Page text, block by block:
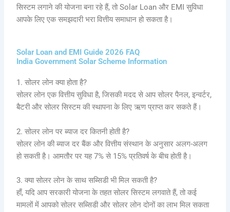
सिस्टम लगाने की योजना बना रहे हैं, तो Solar Loan और EMI सुविधा
आपके लिए एक समझदारी भरा वित्तीय समाधान हो सकता है।
Solar Loan and EMI Guide 2026 FAQ
India Government Solar Scheme Information
1. सोलर लोन क्या होता है?
सोलर लोन एक वित्तीय सुविधा है, जिसकी मदद से आप सोलर पैनल, इन्वर्टर,
बैटरी और सोलर सिस्टम की स्थापना के लिए ऋण प्राप्त कर सकते हैं।
2. सोलर लोन पर ब्याज दर कितनी होती है?
सोलर लोन की ब्याज दर बैंक और वित्तीय संस्थान के अनुसार अलग-अलग
हो सकती है। आमतौर पर यह 7% से 15% प्रतिवर्ष के बीच होती है।
3. क्या सोलर लोन के साथ सब्सिडी भी मिल सकती है?
हाँ, यदि आप सरकारी योजना के तहत सोलर सिस्टम लगवाते हैं, तो कई
मामलों में आपको सोलर सब्सिडी और सोलर लोन दोनों का लाभ मिल सकता